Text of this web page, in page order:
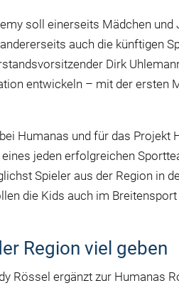
soll einerseits Mädchen und
auch die künftigen
Dirk
entwickeln – mit der ersten
Humanas und für das
eines jeden erfolgreichen
Spieler aus der Region in
die Kids auch im
Region viel geben
Rössel ergänzt zur Humanas